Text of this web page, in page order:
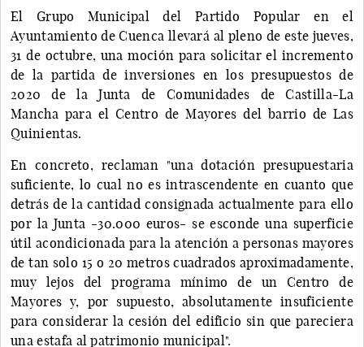
El Grupo Municipal del Partido Popular en el
Ayuntamiento de Cuenca llevará al pleno de este jueves,
31 de octubre, una moción para solicitar el incremento
de la partida de inversiones en los presupuestos de
2020 de la Junta de Comunidades de Castilla-La
Mancha para el Centro de Mayores del barrio de Las
Quinientas.
En concreto, reclaman "una dotación presupuestaria
suficiente, lo cual no es intrascendente en cuanto que
detrás de la cantidad consignada actualmente para ello
por la Junta -30.000 euros- se esconde una superficie
útil acondicionada para la atención a personas mayores
de tan solo 15 o 20 metros cuadrados aproximadamente,
muy lejos del programa mínimo de un Centro de
Mayores y, por supuesto, absolutamente insuficiente
para considerar la cesión del edificio sin que pareciera
una estafa al patrimonio municipal".